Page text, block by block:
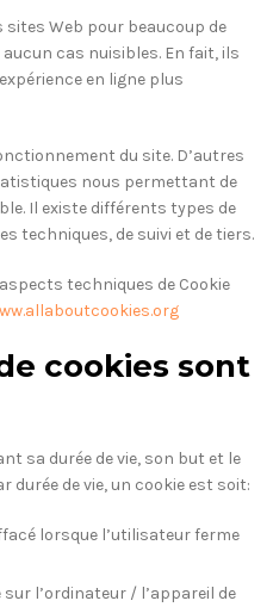
Web pour beaucoup de
cas nuisibles. En fait, ils
en ligne plus
du site. D’autres
nous permettant de
Il existe différents types de
techniques, de suivi et de tiers.
techniques de Cookie
cookies sont
sa durée de vie, son but et le
durée de vie, un cookie est soit:
lorsque l’utilisateur ferme
l’ordinateur / l’appareil de